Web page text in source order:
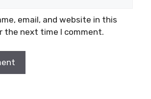
email, and website in this
the next time I comment.